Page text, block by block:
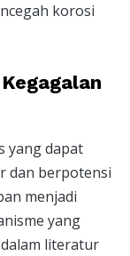
korosi
yang dapat
dan berpotensi
menjadi
yang
literatur